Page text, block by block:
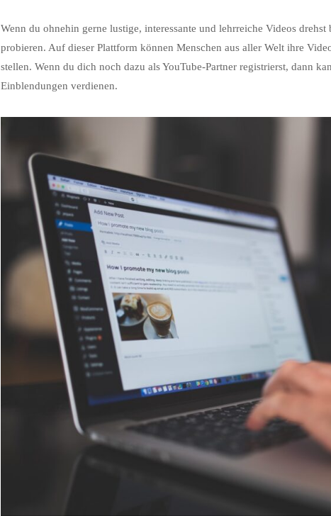
Wenn du ohnehin gerne lustige, interessante und lehrreiche Videos
probieren. Auf dieser Plattform können Menschen aus aller Welt ihre
stellen. Wenn du dich noch dazu als YouTube-Partner registrierst, dann
Einblendungen verdienen.